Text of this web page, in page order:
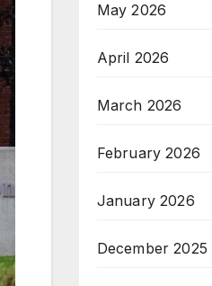
May 2026
April 2026
March 2026
February 2026
January 2026
December 2025